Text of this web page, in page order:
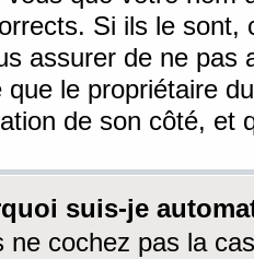
Si ils le sont,
assurer de ne pas
que le propriétaire
de son côté, et
suis-je
ne cochez pas la